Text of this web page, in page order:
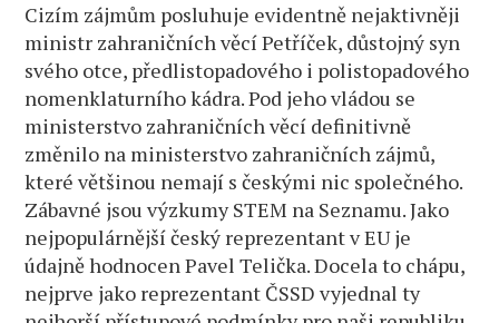
Cizím zájmům posluhuje evidentně nejaktivněji
ministr zahraničních věcí Petříček, důstojný syn
svého otce, předlistopadového i polistopadového
nomenklaturního kádra. Pod jeho vládou se
ministerstvo zahraničních věcí definitivně
změnilo na ministerstvo zahraničních zájmů,
které většinou nemají s českými nic společného.
Zábavné jsou výzkumy STEM na Seznamu. Jako
nejpopulárnější český reprezentant v EU je
údajně hodnocen Pavel Telička. Docela to chápu,
nejprve jako reprezentant ČSSD vyjednal ty